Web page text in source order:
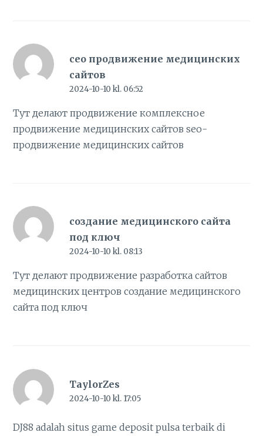
сео продвижение медицинских
сайтов
2024-10-10 kl. 06:52
Тут делают продвижение комплексное
продвижение медицинских сайтовseo-
продвижение медицинских сайтов
создание медицинского сайта
под ключ
2024-10-10 kl. 08:13
Тут делают продвижение разработка сайтов
медицинских центровсоздание медицинского
сайта под ключ
TaylorZes
2024-10-10 kl. 17:05
DJ88 adalah situs game deposit pulsa terbaik di